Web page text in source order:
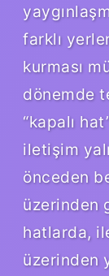
farklı
kurması
dönemde
“kapalı
iletişim
önceden
üzerinden
hatlarda,
üzerinden